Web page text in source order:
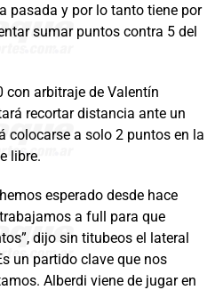
pasada y por lo tanto tiene por
sumar puntos contra 5 del
con arbitraje de Valentín
recortar distancia ante un
colocarse a solo 2 puntos en la
libre.
esperado desde hace
a full para que
dijo sin titubeos el lateral
un partido clave que nos
Alberdi viene de jugar en